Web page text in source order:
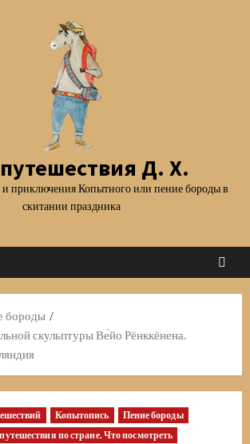
Д. Х.
и приключения Копытного или пение бороды в
скитании праздника
бороды
скульптуры Ве́йо Рёнккёнена.
Копытопись
Пение бороды
по стране. Что посмотреть